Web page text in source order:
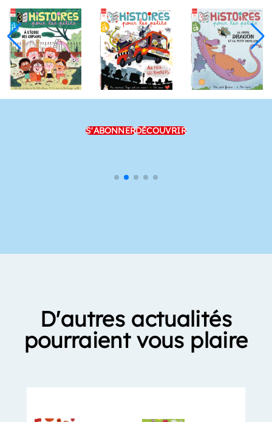
S'ABONNERDÉCOUVRIR
D'autres actualités
pourraient vous plaire